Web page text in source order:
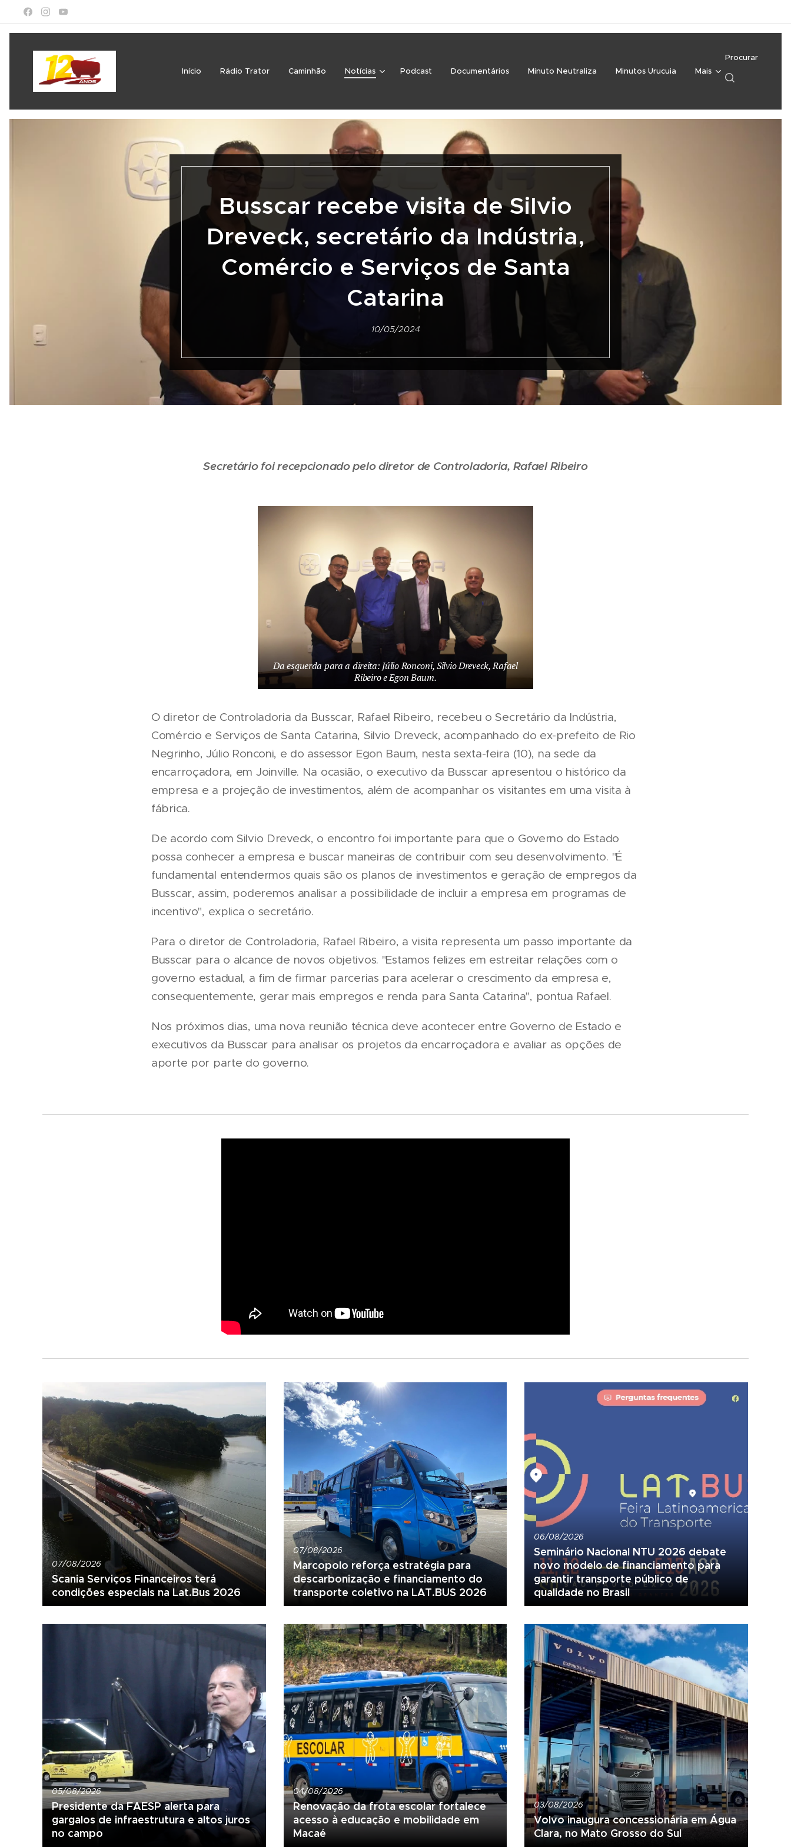
Início Rádio Trator Caminhão Notícias Podcast Documentários Minuto Neutraliza Minutos Urucuia Mais
Procurar
Busscar recebe visita de Silvio
Dreveck, secretário da Indústria,
Comércio e Serviços de Santa
Catarina
10/05/2024
Secretário foi recepcionado pelo diretor de Controladoria, Rafael Ribeiro
Da esquerda para a direita: Júlio Ronconi, Silvio Dreveck, Rafael
Ribeiro e Egon Baum.
O diretor de Controladoria da Busscar, Rafael Ribeiro, recebeu o Secretário da Indústria,
Comércio e Serviços de Santa Catarina, Silvio Dreveck, acompanhado do ex-prefeito de Rio
Negrinho, Júlio Ronconi, e do assessor Egon Baum, nesta sexta-feira (10), na sede da
encarroçadora, em Joinville. Na ocasião, o executivo da Busscar apresentou o histórico da
empresa e a projeção de investimentos, além de acompanhar os visitantes em uma visita à
fábrica.
De acordo com Silvio Dreveck, o encontro foi importante para que o Governo do Estado
possa conhecer a empresa e buscar maneiras de contribuir com seu desenvolvimento. "É
fundamental entendermos quais são os planos de investimentos e geração de empregos da
Busscar, assim, poderemos analisar a possibilidade de incluir a empresa em programas de
incentivo", explica o secretário.
Para o diretor de Controladoria, Rafael Ribeiro, a visita representa um passo importante da
Busscar para o alcance de novos objetivos. "Estamos felizes em estreitar relações com o
governo estadual, a fim de firmar parcerias para acelerar o crescimento da empresa e,
consequentemente, gerar mais empregos e renda para Santa Catarina", pontua Rafael.
Nos próximos dias, uma nova reunião técnica deve acontecer entre Governo de Estado e
executivos da Busscar para analisar os projetos da encarroçadora e avaliar as opções de
aporte por parte do governo.
07/08/2026
Scania Serviços Financeiros terá
condições especiais na Lat.Bus 2026
07/08/2026
Marcopolo reforça estratégia para
descarbonização e financiamento do
transporte coletivo na LAT.BUS 2026
06/08/2026
Seminário Nacional NTU 2026 debate
novo modelo de financiamento para
garantir transporte público de
qualidade no Brasil
05/08/2026
Presidente da FAESP alerta para
gargalos de infraestrutura e altos juros
no campo
04/08/2026
Renovação da frota escolar fortalece
acesso à educação e mobilidade em
Macaé
03/08/2026
Volvo inaugura concessionária em Água
Clara, no Mato Grosso do Sul